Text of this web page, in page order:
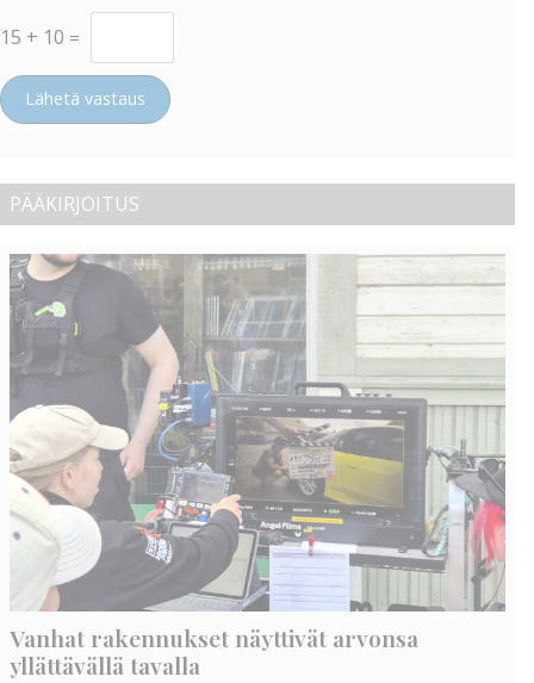
15 + 10 =
Lähetä vastaus
PÄÄKIRJOITUS
Vanhat rakennukset näyttivät arvonsa
yllättävällä tavalla